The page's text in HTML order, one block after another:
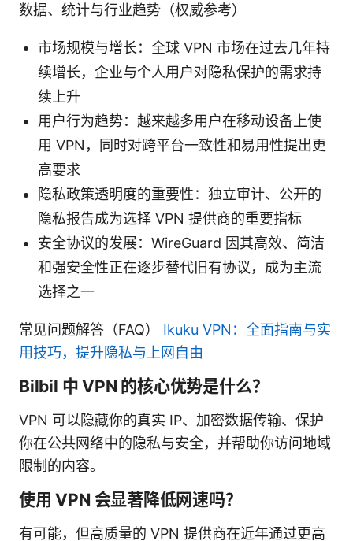
数据、统计与行业趋势（权威参考）
市场规模与增长：全球 VPN 市场在过去几年持
续增长，企业与个人用户对隐私保护的需求持
续上升
用户行为趋势：越来越多用户在移动设备上使
用 VPN，同时对跨平台一致性和易用性提出更
高要求
隐私政策透明度的重要性：独立审计、公开的
隐私报告成为选择 VPN 提供商的重要指标
安全协议的发展：WireGuard 因其高效、简洁
和强安全性正在逐步替代旧有协议，成为主流
选择之一
常见问题解答（FAQ） Ikuku VPN：全面指南与实
用技巧，提升隐私与上网自由
Bilbil 中 VPN 的核心优势是什么？
VPN 可以隐藏你的真实 IP、加密数据传输、保护
你在公共网络中的隐私与安全，并帮助你访问地域
限制的内容。
使用 VPN 会显著降低网速吗？
有可能，但高质量的 VPN 提供商在近年通过更高